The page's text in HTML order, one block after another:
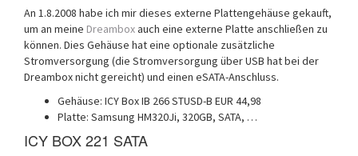
An 1.8.2008 habe ich mir dieses externe Plattengehäuse gekauft,
um an meine Dreamboxauch eine externe Platte anschließen zu
können. Dies Gehäuse hat eine optionale zusätzliche
Stromversorgung (die Stromversorgung über USB hat bei der
Dreambox nicht gereicht) und einen eSATA-Anschluss.
Gehäuse: ICY Box IB 266 STUSD-B EUR 44,98
Platte: Samsung HM320Ji, 320GB, SATA, …
ICY BOX 221 SATA